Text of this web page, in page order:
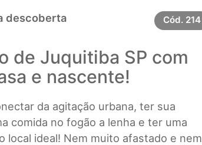
descoberta Cód. 214
de Juquitiba SP com
e nascente!
da agitação urbana, ter sua
comida no fogão a lenha e ter uma
local ideal! Nem muito afastado e nem